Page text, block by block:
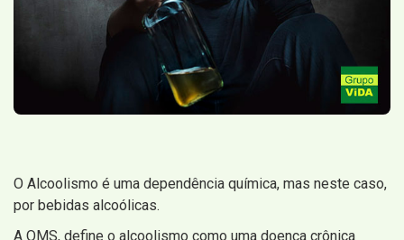
O Alcoolismo é uma dependência química, mas neste caso,
por bebidas alcoólicas.
A OMS, define o alcoolismo como uma doença crônica